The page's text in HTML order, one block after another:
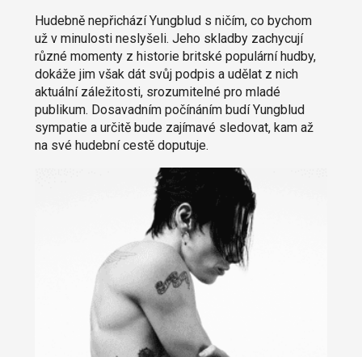
Hudebně nepřichází Yungblud s ničím, co bychom
už v minulosti neslyšeli. Jeho skladby zachycují
různé momenty z historie britské populární hudby,
dokáže jim však dát svůj podpis a udělat z nich
aktuální záležitosti, srozumitelné pro mladé
publikum. Dosavadním počínáním budí Yungblud
sympatie a určitě bude zajímavé sledovat, kam až
na své hudební cestě doputuje.